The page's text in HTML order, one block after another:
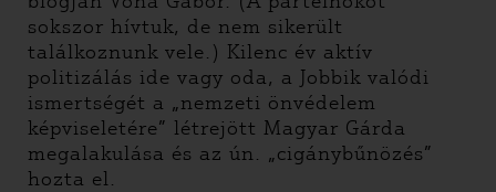
sokszor hívtuk, de nem sikerült
találkoznunk vele.) Kilenc év aktív
politizálás ide vagy oda, a Jobbik valódi
ismertségét a „nemzeti önvédelem
képviseletére” létrejött Magyar Gárda
megalakulása és az ún. „cigánybűnözés”
hozta el.